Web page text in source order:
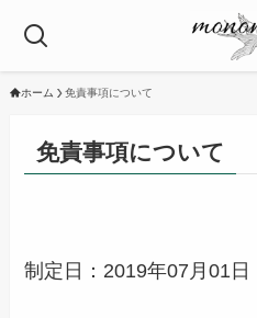
ホーム 免責事項について
免責事項について
制定日：2019年07月01日